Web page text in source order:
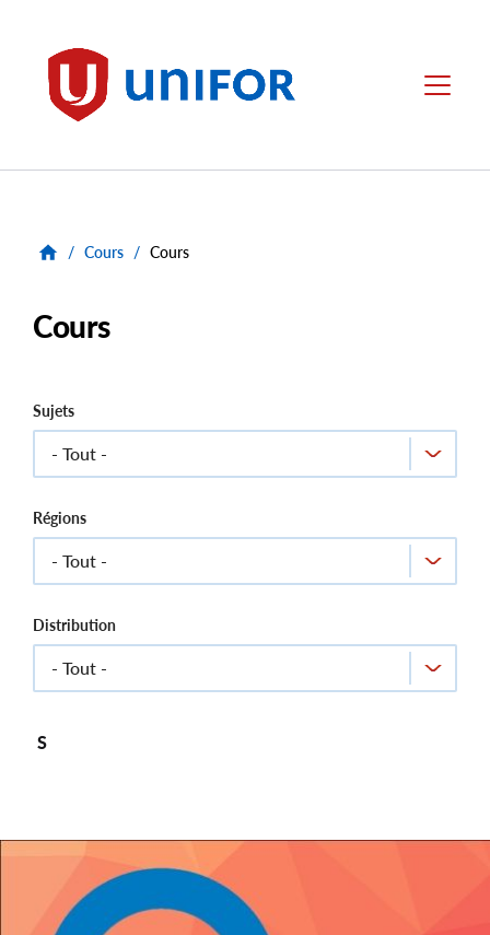
Unifor Menu
/ Cours / Cours
Cours
Sujets
Régions
Distribution
S